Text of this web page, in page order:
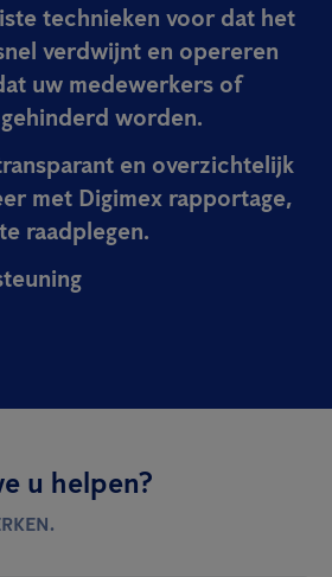
technieken voor dat het
verdwijnt en opereren
uw medewerkers of
worden.
en overzichtelijk
met Digimex rapportage,
raadplegen.
u helpen?